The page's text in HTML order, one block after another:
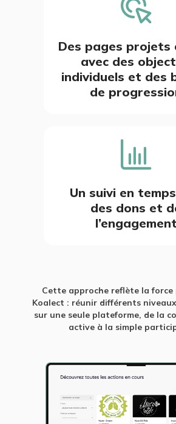
Des pages projets
avec des
individuels et des
de
Un suivi en
des dons et
l’engagement
Cette approche reflète la force
Koalect : réunir différents
sur une seule plateforme, de la
active à la simple